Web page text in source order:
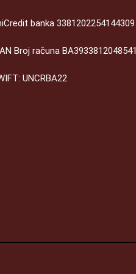
banka 3381202254144309
Broj računa
UNCRBA22